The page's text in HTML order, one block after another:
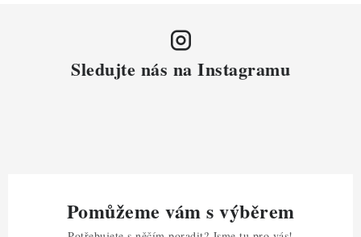
Sledujte nás na Instagramu
Pomůžeme vám s výběrem